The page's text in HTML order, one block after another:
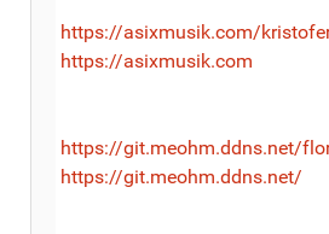
https://asixmusik.com/
https://asixmusik.com
https://git.meohm.ddns.net/
https://git.meohm.ddns.net/